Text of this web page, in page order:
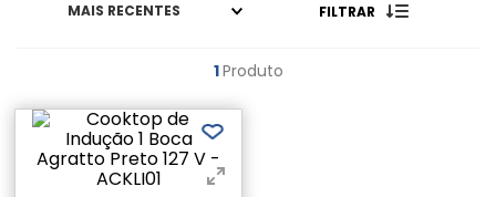
MAIS RECENTES FILTRAR
1Produto